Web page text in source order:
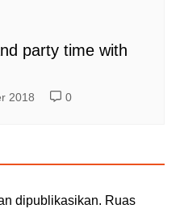
party time with
2018 0
dipublikasikan. Ruas